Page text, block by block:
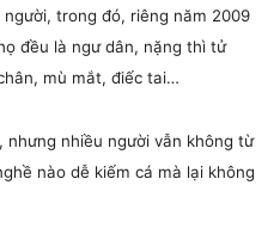
trong đó, riêng năm 2009
đều là ngư dân, nặng thì tử
mù mắt, điếc tai…
nhiều người vẫn không từ
nào dễ kiếm cá mà lại không